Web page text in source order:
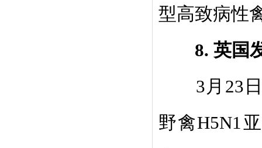
型高致病性
8. 英国
3 月 23
野禽H5N1